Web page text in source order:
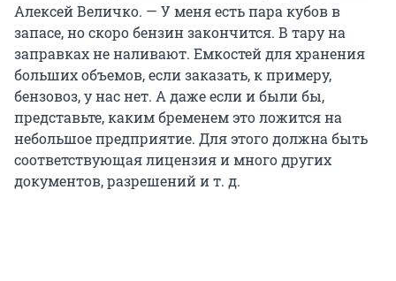
Алексей Величко. — У меня есть пара кубов в
запасе, но скоро бензин закончится. В тару на
заправках не наливают. Емкостей для хранения
больших объемов, если заказать, к примеру,
бензовоз, у нас нет. А даже если и были бы,
представьте, каким бременем это ложится на
небольшое предприятие. Для этого должна быть
соответствующая лицензия и много других
документов, разрешений и т. д.